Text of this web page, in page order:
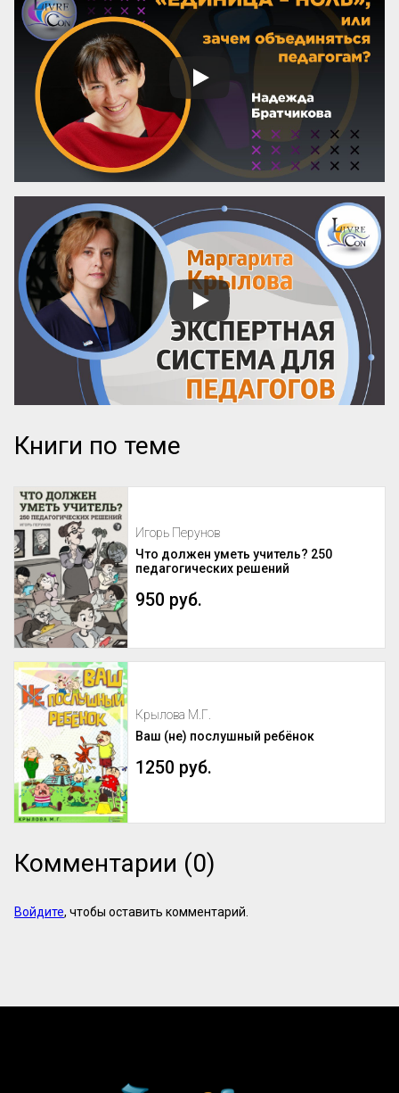
Почему можно доверять анонсу?
Содержание публичного объявления
почти всегда отражает суть самой
программы. Если организаторы вложили
силы в качественный курс, они
обязательно напишут об этом конкретно.
И наоборот: размытые фразы и
отсутствие деталей – верный ...
Книги по теме
Игорь Перунов
Что должен уметь учитель? 250
педагогических решений
950 руб.
Крылова М.Г.
Ваш (не) послушный ребёнок
1250 руб.
Комментарии (0)
Войдите, чтобы оставить комментарий.